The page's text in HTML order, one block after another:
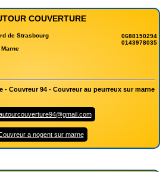
COUVERTURE
de Strasbourg
0688150294
0143978035
- Couvreur 94 - Couvreur au peurreux sur marne
a nogent sur marne